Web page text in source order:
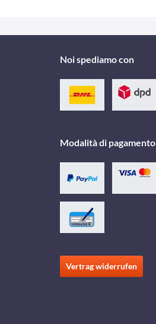
Noi spediamo con
Modalità di pagamento
Vertrag widerrufen